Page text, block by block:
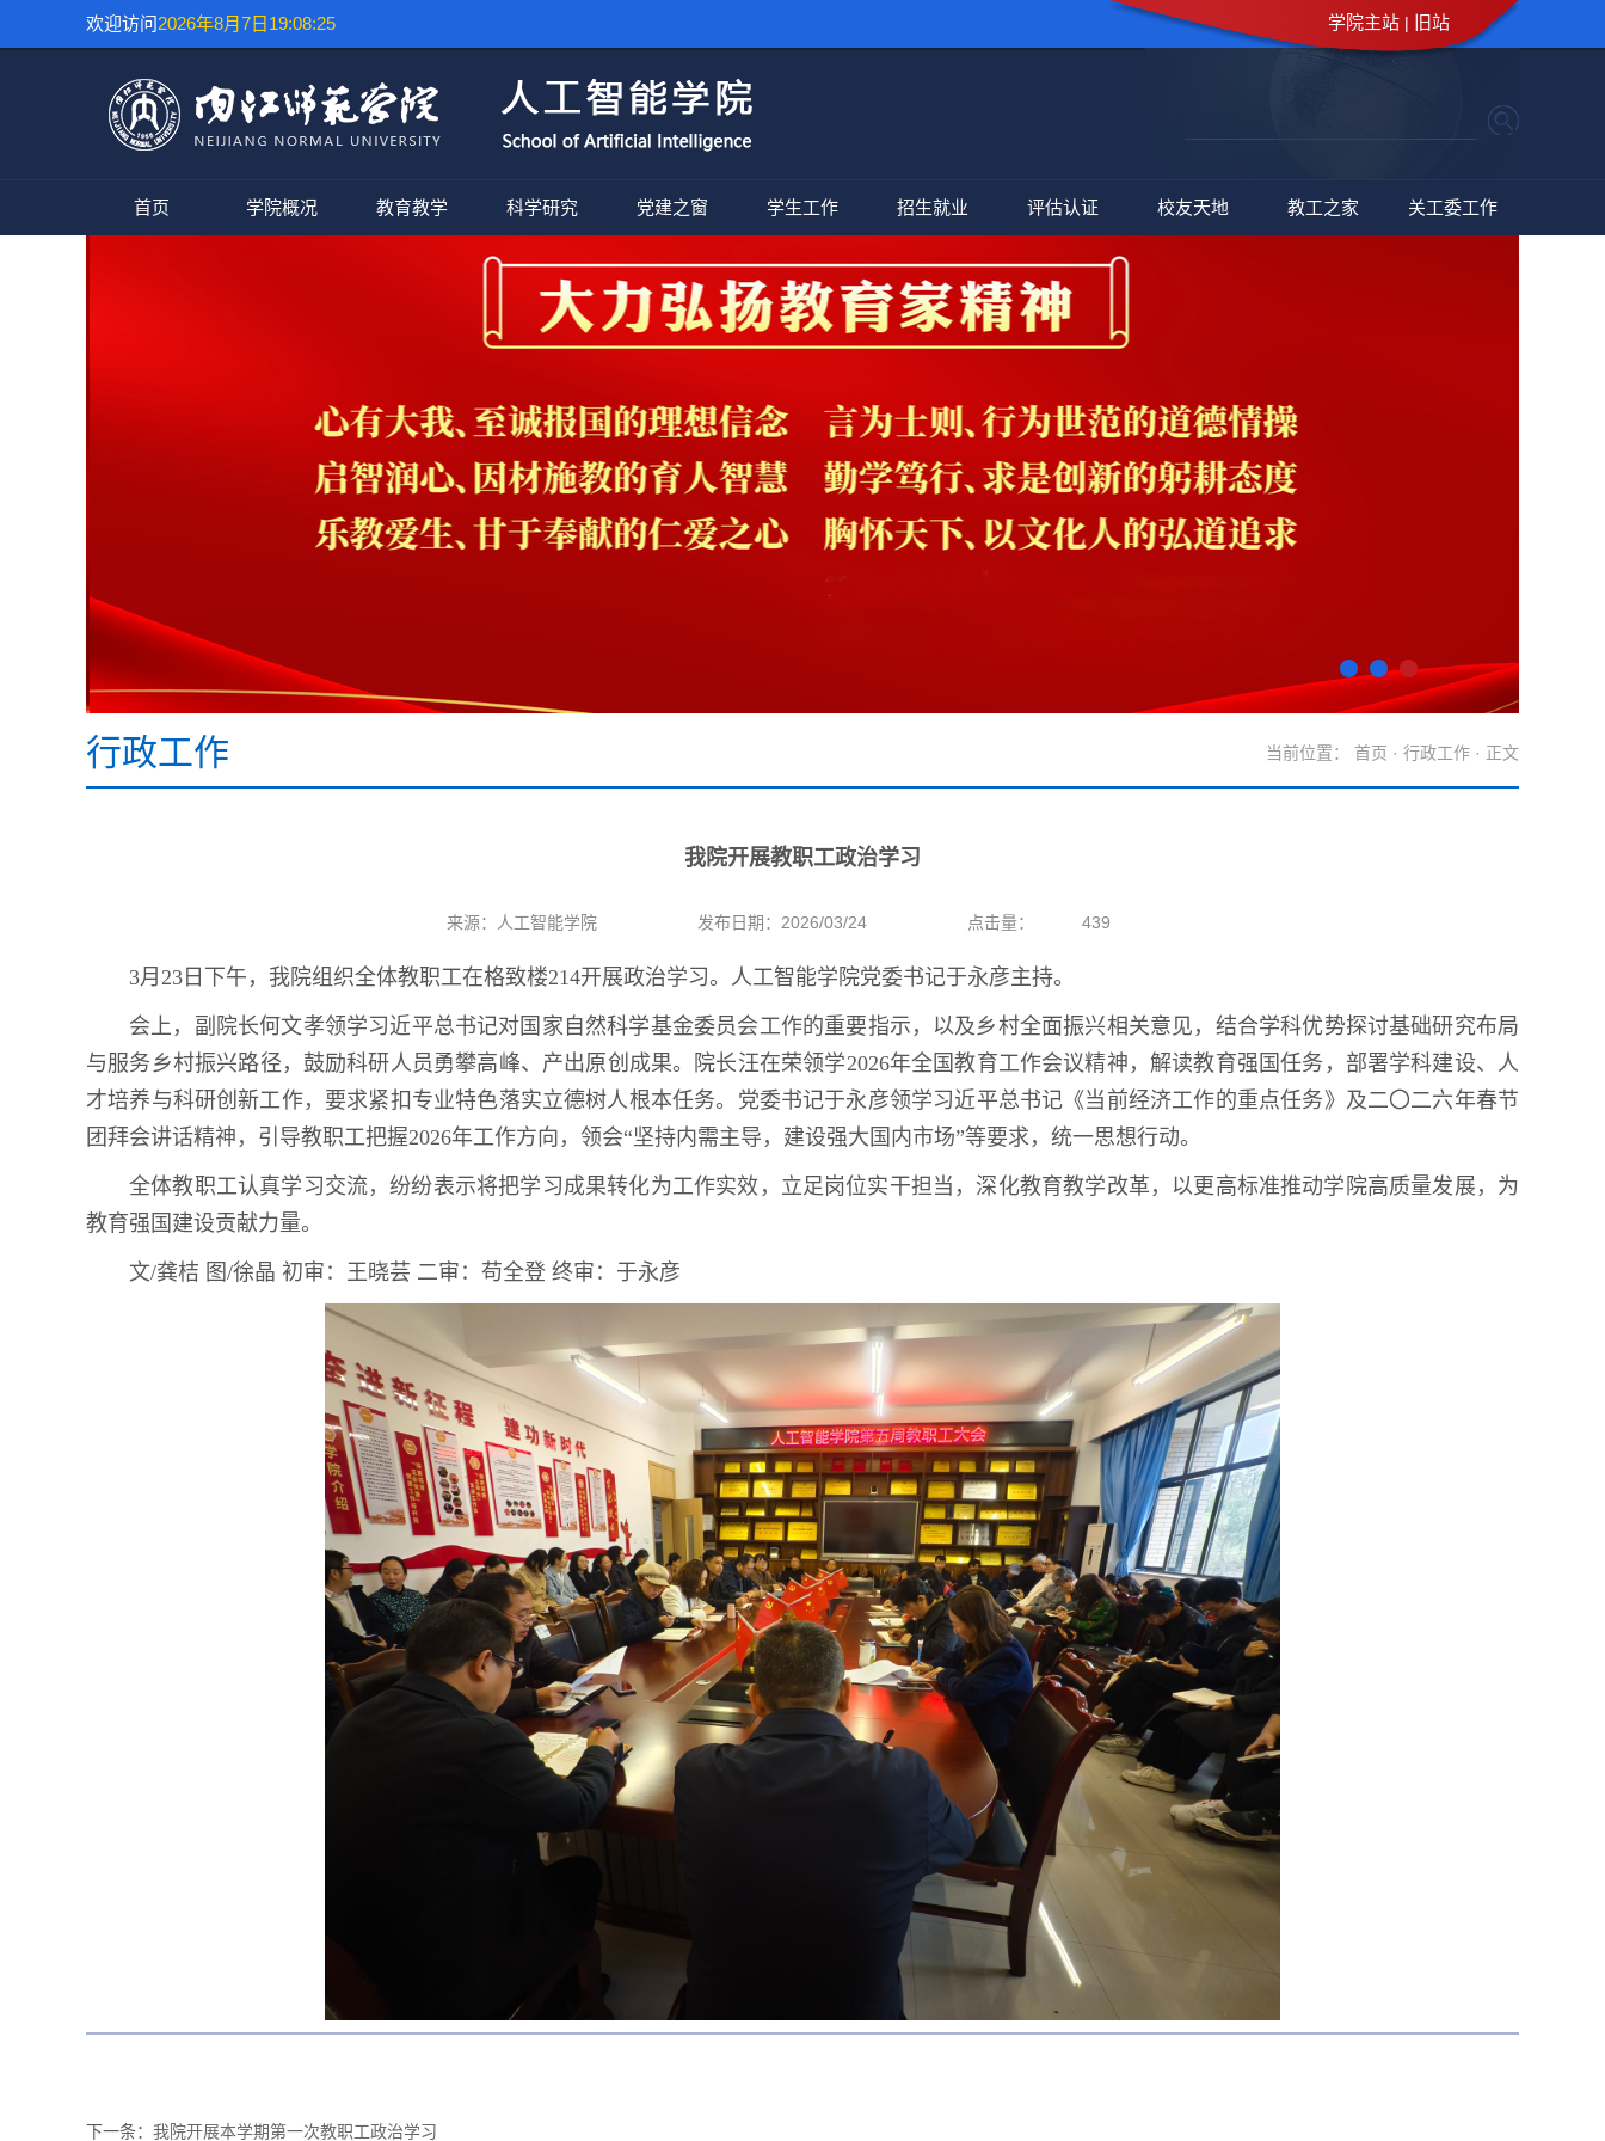
欢迎访问2026年8月7日19:08:25 学院主站 | 旧站
首页 学院概况 教育教学 科学研究 党建之窗 学生工作 招生就业 评估认证 校友天地 教工之家 关工委工作
当前位置： 首页 · 行政工作 · 正文
行政工作
我院开展教职工政治学习
来源：人工智能学院 发布日期：2026/03/24 点击量： 439
3月23日下午，我院组织全体教职工在格致楼214开展政治学习。人工智能学院党委书记于永彦主持。
会上，副院长何文孝领学习近平总书记对国家自然科学基金委员会工作的重要指示，以及乡村全面振兴相关意见，结合学科优势探讨基础研究布局
与服务乡村振兴路径，鼓励科研人员勇攀高峰、产出原创成果。院长汪在荣领学2026年全国教育工作会议精神，解读教育强国任务，部署学科建设、人
才培养与科研创新工作，要求紧扣专业特色落实立德树人根本任务。党委书记于永彦领学习近平总书记《当前经济工作的重点任务》及二〇二六年春节
团拜会讲话精神，引导教职工把握2026年工作方向，领会“坚持内需主导，建设强大国内市场”等要求，统一思想行动。
全体教职工认真学习交流，纷纷表示将把学习成果转化为工作实效，立足岗位实干担当，深化教育教学改革，以更高标准推动学院高质量发展，为
教育强国建设贡献力量。
文/龚桔 图/徐晶 初审：王晓芸 二审：苟全登 终审：于永彦
下一条： 我院开展本学期第一次教职工政治学习